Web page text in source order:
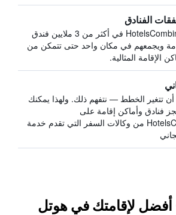
الفنادق
يبحث HotelsCombined في أكثر من 3 ملايين فندق
ويجمعهم في مكان واحد حتى تتمكن من
الإقامة المثالية.
أن تتغير الخطط — نتفهم ذلك. ولهذا يمكنك
فنادق وأماكن إقامة على
HotelsCombined من وكالات السفر التي تقدم خدمة
أفضل لإقامتك في هوتل